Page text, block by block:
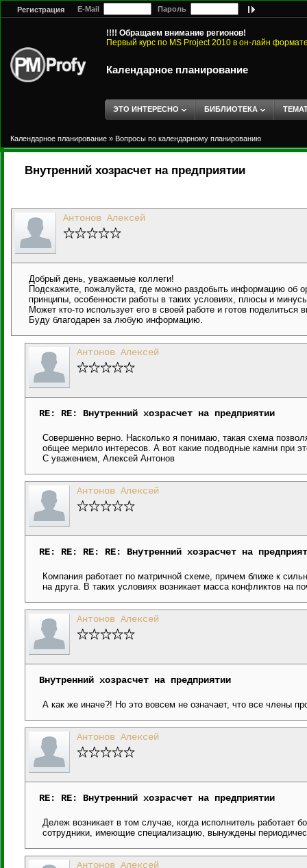
Регистрация E-Mail Пароль
!!!! Обращаем внимание регионов!
Первый курс по MS Project 2010 в он-лайн
Календарное планирование
ЭТО ИНТЕРЕСНО БИБЛИОТЕКА
Календарное планирование » Вопросы по календарному планированию
Внутренний хозрасчет на предприятии
Антонов Алексей
Добрый день, уважаемые коллеги!
Подскажите, пожалуйста, где можно раздобыть информацию об
принципы, особенности работы в таких условиях, плюсы и
Может кто-то использует его в своей работе и готов поделиться
Буду благодарен за любую информацию.
Антонов Алексей
RE: RE: Внутренний хозрасчет на предприятии
Совершенно верно. Насколько я понимаю, такая схема
общее мерило интересов. А вот какие подводные камни при
С уважением, Алексей Антонов
Антонов Алексей
RE: RE: RE: RE: Внутренний хозрасчет на
Компания работает по матричной схеме, причем ближе к
на друга. В таких условиях возникает масса конфликтов на
Антонов Алексей
Внутренний хозрасчет на предприятии
А как же иначе?! Но это вовсем не означает, что все члены
Антонов Алексей
RE: RE: Внутренний хозрасчет на предприятии
Дележ возникает в том случае, когда исполнитель работает
сотрудники, имеющие специализацию, вынуждены
Антонов Алексей